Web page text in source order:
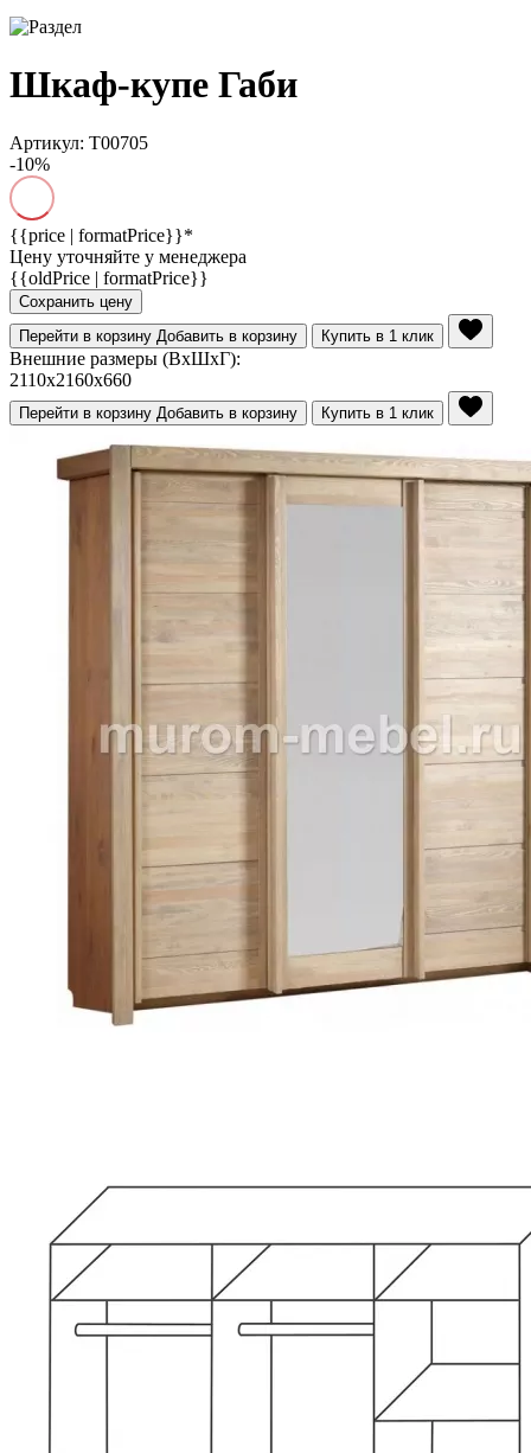
Шкаф-купе Габи
Артикул: T00705
-10%
{{price | formatPrice}}*
Цену уточняйте у менеджера
{{oldPrice | formatPrice}}
Сохранить цену
Перейти в корзину Добавить в корзину Купить в 1 клик
Внешние размеры (ВхШхГ):
2110x2160x660
Перейти в корзину Добавить в корзину Купить в 1 клик